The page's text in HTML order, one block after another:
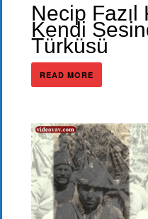
Necip Fazıl
Kendi
Türküsü
READ MORE